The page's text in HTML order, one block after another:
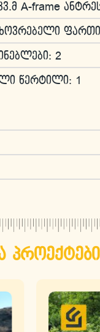
A-frame
2
წერტილი: 1
პროექტები